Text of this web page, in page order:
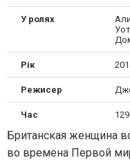
У ролях
Рік
Режисер
Час 129
Британская женщина
во времена Первой